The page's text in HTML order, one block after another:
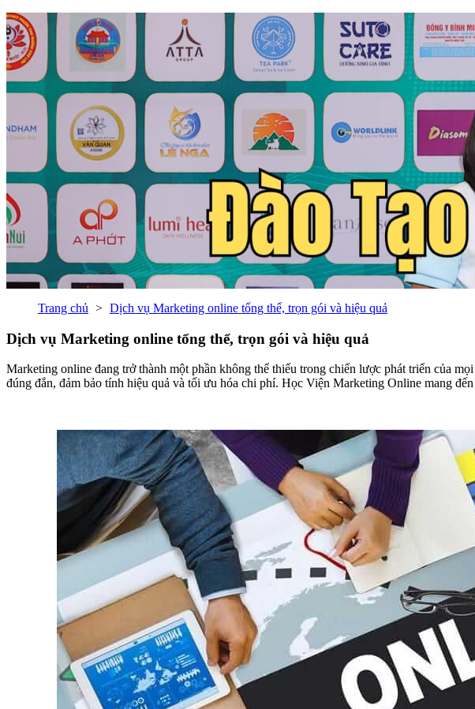
Trang chủ Dịch vụ Marketing online tổng thể, trọn gói và hiệu quả
Dịch vụ Marketing online tổng thể, trọn gói và hiệu quả
Marketing online đang trở thành một phần không thể thiếu trong chiến lược phát triển của
đúng đắn, đảm bảo tính hiệu quả và tối ưu hóa chi phí. Học Viện Marketing Online mang